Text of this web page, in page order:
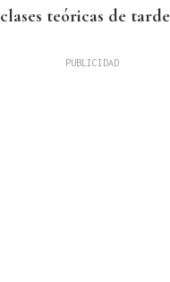
clases teóricas de tarde